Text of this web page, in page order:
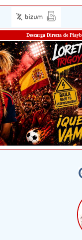
Descarga Directa de